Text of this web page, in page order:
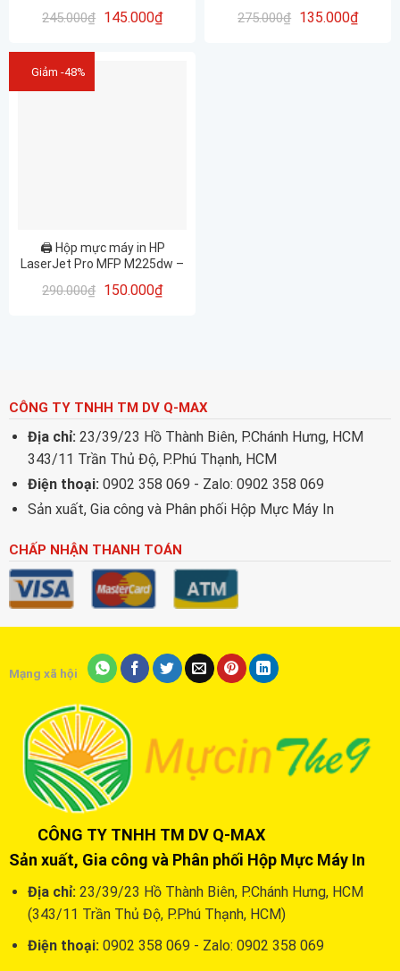
MF 151/ 215/ 217 hàng nhập
245.000₫ 145.000₫ 275.000₫ 135.000₫
Giảm -48%
🖨️ Hộp mực máy in HP
LaserJet Pro MFP M225dw –
tối đa – Bảo hành 12 tháng
290.000₫ 150.000₫
CÔNG TY TNHH TM DV Q-MAX
Địa chỉ: 23/39/23 Hồ Thành Biên, P.Chánh Hưng, HCM
343/11 Trần Thủ Độ, P.Phú Thạnh, HCM
Điện thoại: 0902 358 069 - Zalo: 0902 358 069
Sản xuất, Gia công và Phân phối Hộp Mực Máy In
CHẤP NHẬN THANH TOÁN
Mạng xã hội
CÔNG TY TNHH TM DV Q-MAX
Sản xuất, Gia công và Phân phối Hộp Mực Máy In
Địa chỉ: 23/39/23 Hồ Thành Biên, P.Chánh Hưng, HCM
(343/11 Trần Thủ Độ, P.Phú Thạnh, HCM)
Điện thoại: 0902 358 069 - Zalo: 0902 358 069